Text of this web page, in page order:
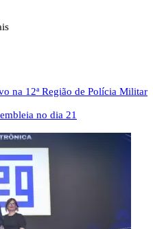
na 12ª Região de Polícia Militar
no dia 21